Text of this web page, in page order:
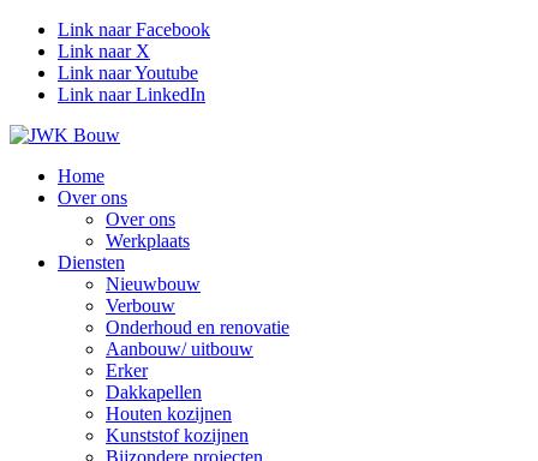
Link naar Facebook
Link naar X
Link naar Youtube
Link naar LinkedIn
Home
Over ons
Over ons
Werkplaats
Diensten
Nieuwbouw
Verbouw
Onderhoud en renovatie
Aanbouw/ uitbouw
Erker
Dakkapellen
Houten kozijnen
Kunststof kozijnen
Bijzondere projecten